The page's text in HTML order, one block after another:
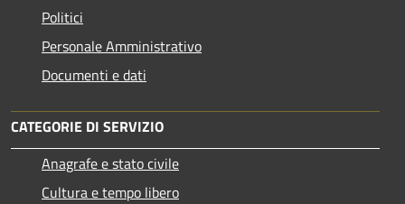
Politici
Personale Amministrativo
Documenti e dati
CATEGORIE DI SERVIZIO
Anagrafe e stato civile
Cultura e tempo libero